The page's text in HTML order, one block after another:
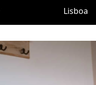
Lisboa